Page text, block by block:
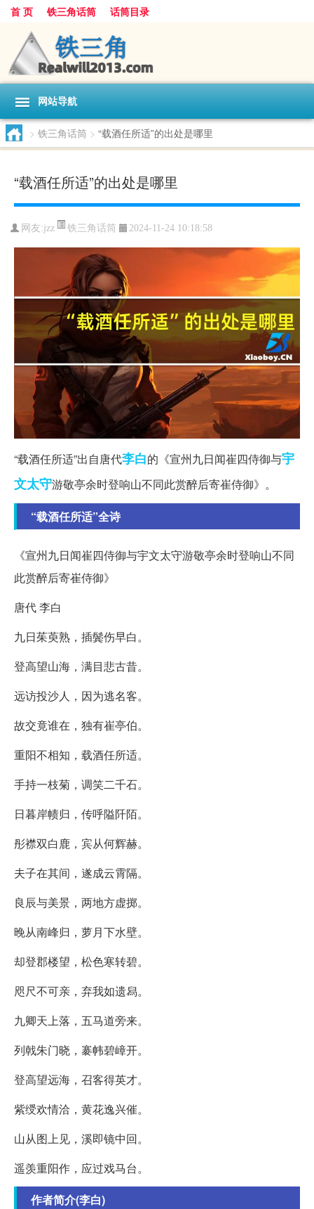
首 页 铁三角话筒 话筒目录
网站导航
> 铁三角话筒 > “载酒任所适”的出处是哪里
“载酒任所适”的出处是哪里
网友:jzz 铁三角话筒 2024-11-24 10:18:58
“载酒任所适”出自唐代李白的《宣州九日闻崔四侍御与宇
文太守游敬亭余时登响山不同此赏醉后寄崔侍御》。
“载酒任所适”全诗
《宣州九日闻崔四侍御与宇文太守游敬亭余时登响山不同
此赏醉后寄崔侍御》
唐代 李白
九日茱萸熟，插鬓伤早白。
登高望山海，满目悲古昔。
远访投沙人，因为逃名客。
故交竟谁在，独有崔亭伯。
重阳不相知，载酒任所适。
手持一枝菊，调笑二千石。
日暮岸帻归，传呼隘阡陌。
彤襟双白鹿，宾从何辉赫。
夫子在其间，遂成云霄隔。
良辰与美景，两地方虚掷。
晚从南峰归，萝月下水壁。
却登郡楼望，松色寒转碧。
咫尺不可亲，弃我如遗舄。
九卿天上落，五马道旁来。
列戟朱门晓，褰帏碧嶂开。
登高望远海，召客得英才。
紫绶欢情洽，黄花逸兴催。
山从图上见，溪即镜中回。
遥羡重阳作，应过戏马台。
作者简介(李白)